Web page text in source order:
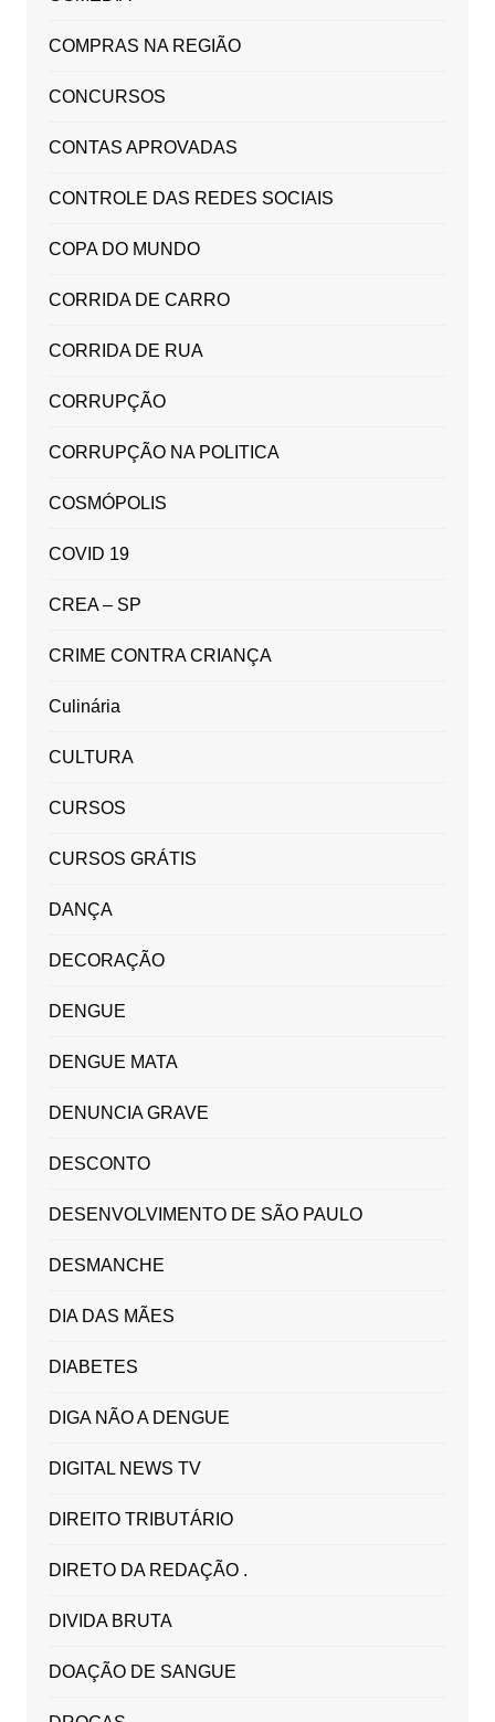
COMPRAS NA REGIÃO
CONCURSOS
CONTAS APROVADAS
CONTROLE DAS REDES SOCIAIS
COPA DO MUNDO
CORRIDA DE CARRO
CORRIDA DE RUA
CORRUPÇÃO
CORRUPÇÃO NA POLITICA
COSMÓPOLIS
COVID 19
CREA – SP
CRIME CONTRA CRIANÇA
Culinária
CULTURA
CURSOS
CURSOS GRÁTIS
DANÇA
DECORAÇÃO
DENGUE
DENGUE MATA
DENUNCIA GRAVE
DESCONTO
DESENVOLVIMENTO DE SÃO PAULO
DESMANCHE
DIA DAS MÃES
DIABETES
DIGA NÃO A DENGUE
DIGITAL NEWS TV
DIREITO TRIBUTÁRIO
DIRETO DA REDAÇÃO .
DIVIDA BRUTA
DOAÇÃO DE SANGUE